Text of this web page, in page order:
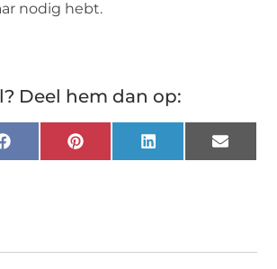
nodig hebt.
Deel hem dan op:
Facebook Pinterest LinkedIn Email